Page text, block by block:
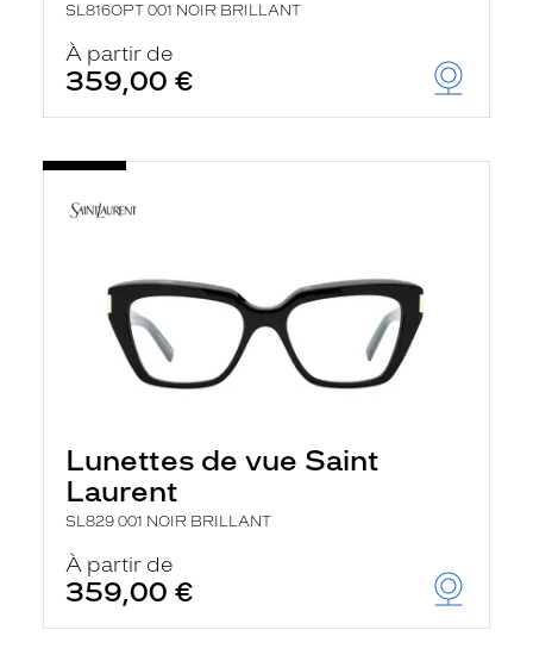
SL816OPT 001 NOIR BRILLANT
À partir de
359,00 €
Lunettes de vue Saint
Laurent
SL829 001 NOIR BRILLANT
À partir de
359,00 €